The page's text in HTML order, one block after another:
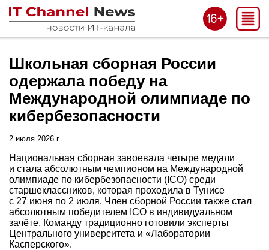
Школьная сборная России
одержала победу на
Международной олимпиаде по
кибербезопасности
2 июля 2026 г.
Национальная сборная завоевала четыре медали
и стала абсолютным чемпионом на Международной
олимпиаде по кибербезопасности (ICO) среди
старшеклассников, которая проходила в Тунисе
с 27 июня по 2 июля. Член сборной России также стал
абсолютным победителем ICO в индивидуальном
зачёте. Команду традиционно готовили эксперты
Центрального университета и «Лаборатории
Касперского».